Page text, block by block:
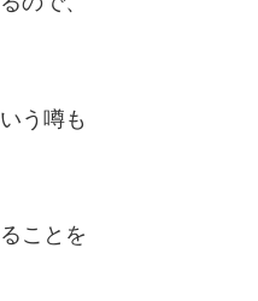
う噂も
ことを